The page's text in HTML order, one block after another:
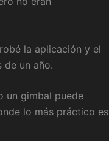
la aplicación y el
de un año.
un gimbal puede
lo más práctico es